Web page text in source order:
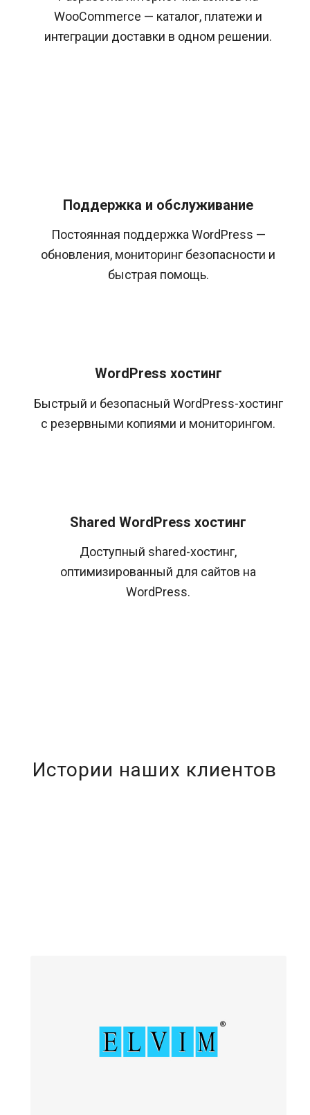
WooCommerce — каталог, платежи и
интеграции доставки в одном решении.
Поддержка и обслуживание
Постоянная поддержка WordPress —
обновления, мониторинг безопасности и
быстрая помощь.
WordPress хостинг
Быстрый и безопасный WordPress-хостинг
с резервными копиями и мониторингом.
Shared WordPress хостинг
Доступный shared-хостинг,
оптимизированный для сайтов на
WordPress.
Истории наших клиентов